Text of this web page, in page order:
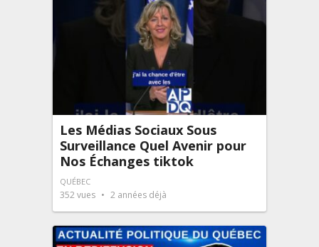
Les Médias Sociaux Sous
Surveillance Quel Avenir pour
Nos Échanges tiktok
QUÉBEC
352vues 2 années déjà